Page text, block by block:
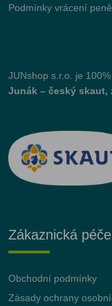
Podmínky vrácení
JUNshop s.r.o.
je
Junák – český skaut,
Zákaznická péče
Obchodní podmínky
Zásady ochrany